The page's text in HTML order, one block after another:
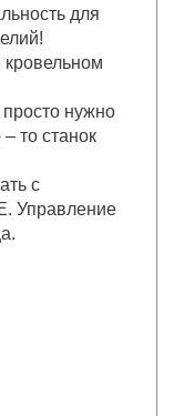
для
кровельном
нужно
то станок
с
Управление